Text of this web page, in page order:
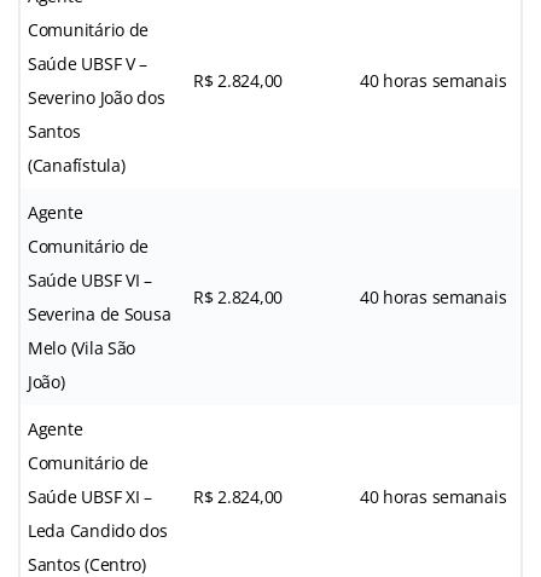
Comunitário de
Saúde UBSF V –
Severino João dos
Santos
(Canafístula)
R$ 2.824,00 40 horas semanais
Agente
Comunitário de
Saúde UBSF VI –
Severina de Sousa
Melo (Vila São
João)
R$ 2.824,00 40 horas semanais
Agente
Comunitário de
Saúde UBSF XI –
Leda Candido dos
Santos (Centro)
R$ 2.824,00 40 horas semanais